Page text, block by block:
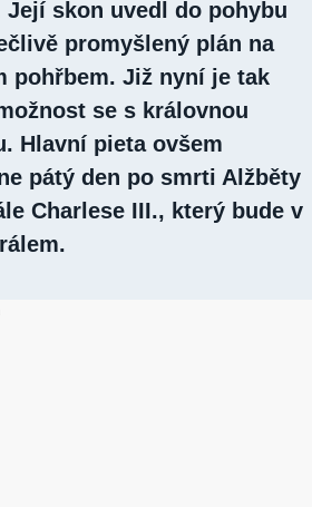
skon uvedl do pohybu
promyšlený plán na
pohřbem. Již nyní je tak
se s královnou
Hlavní pieta ovšem
pátý den po smrti Alžběty
Charlese III., který bude v